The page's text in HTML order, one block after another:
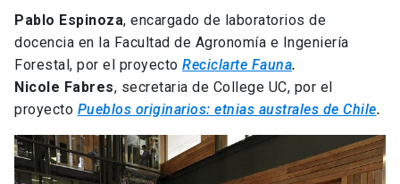
Pablo Espinoza, encargado de laboratorios de
docencia en la Facultad de Agronomía e Ingeniería
Forestal, por el proyecto Reciclarte Fauna.
Nicole Fabres, secretaria de College UC, por el
proyecto Pueblos originarios: etnias australes de Chile.